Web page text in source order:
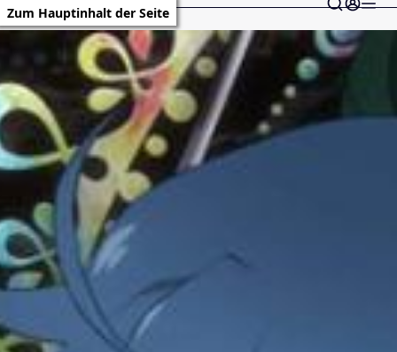
Zum Hauptinhalt der Seite